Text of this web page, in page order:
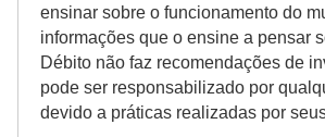
ensinar sobre o funcionamento do
informações que o ensine a pensar
Débito não faz recomendações de
pode ser responsabilizado por
devido a práticas realizadas por